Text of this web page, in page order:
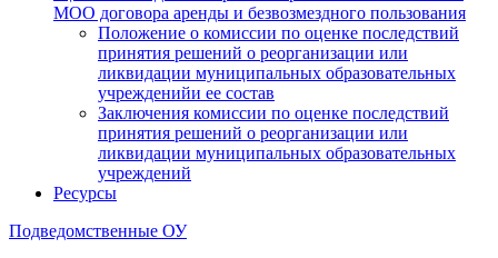
МОО договора аренды и безвозмездного пользования
Положение о комиссии по оценке последствий
принятия решений о реорганизации или
ликвидации муниципальных образовательных
учрежденийи ее состав
Заключения комиссии по оценке последствий
принятия решений о реорганизации или
ликвидации муниципальных образовательных
учреждений
Ресурсы
Подведомственные ОУ